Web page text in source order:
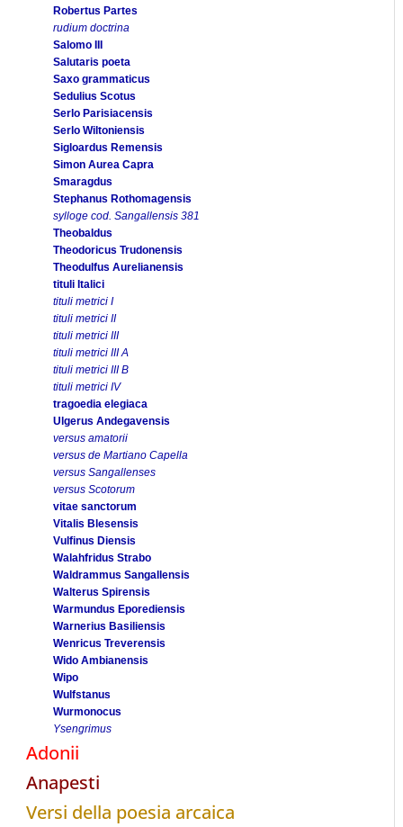
Robertus Partes
rudium doctrina
Salomo III
Salutaris poeta
Saxo grammaticus
Sedulius Scotus
Serlo Parisiacensis
Serlo Wiltoniensis
Sigloardus Remensis
Simon Aurea Capra
Smaragdus
Stephanus Rothomagensis
sylloge cod. Sangallensis 381
Theobaldus
Theodoricus Trudonensis
Theodulfus Aurelianensis
tituli Italici
tituli metrici I
tituli metrici II
tituli metrici III
tituli metrici III A
tituli metrici III B
tituli metrici IV
tragoedia elegiaca
Ulgerus Andegavensis
versus amatorii
versus de Martiano Capella
versus Sangallenses
versus Scotorum
vitae sanctorum
Vitalis Blesensis
Vulfinus Diensis
Walahfridus Strabo
Waldrammus Sangallensis
Walterus Spirensis
Warmundus Eporediensis
Warnerius Basiliensis
Wenricus Treverensis
Wido Ambianensis
Wipo
Wulfstanus
Wurmonocus
Ysengrimus
Adonii
Anapesti
Versi della poesia arcaica